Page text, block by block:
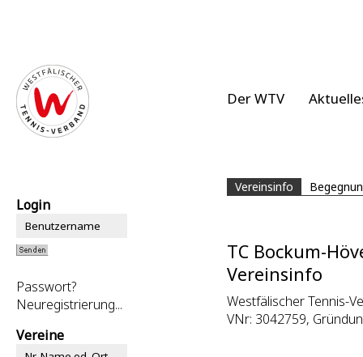
Der WTV
Vereinsinfo
Login
Passwort?
Neuregistrierung...
Vereine
TC Bockum-
Vereinsinfo
Westfälischer Tennis-
VNr: 3042759,